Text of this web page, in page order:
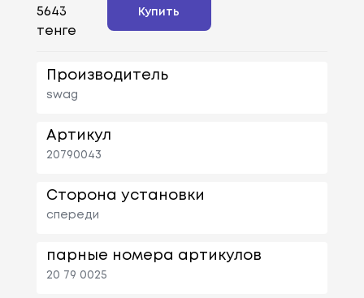
5643
тенге
Купить
Производитель
swag
Артикул
20790043
Сторона установки
спереди
парные номера артикулов
20 79 0025